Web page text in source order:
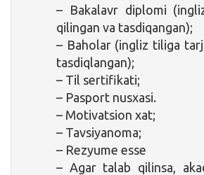
– Bakalavr diplomi
qilingan va tasdiqangan);
– Baholar (ingliz tiliga
tasdiqlangan);
– Til sertifikati;
– Pasport nusxasi.
– Motivatsion xat;
– Tavsiyanoma;
– Rezyume esse
– Agar talab qilinsa,